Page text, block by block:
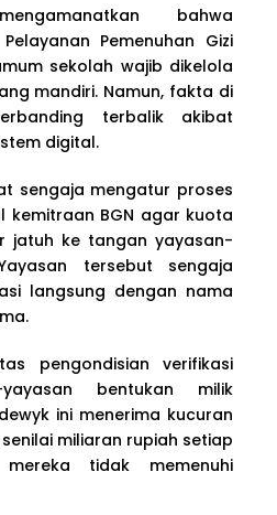
bahwa
Pemenuhan Gizi
sekolah wajib dikelola
mandiri. Namun, fakta di
terbalik akibat
digital.
sengaja mengatur proses
BGN agar kuota
jatuh ke tangan yayasan-
tersebut sengaja
langsung dengan nama
pengondisian verifikasi
yayasan bentukan milik
ini menerima kucuran
miliaran rupiah setiap
tidak memenuhi